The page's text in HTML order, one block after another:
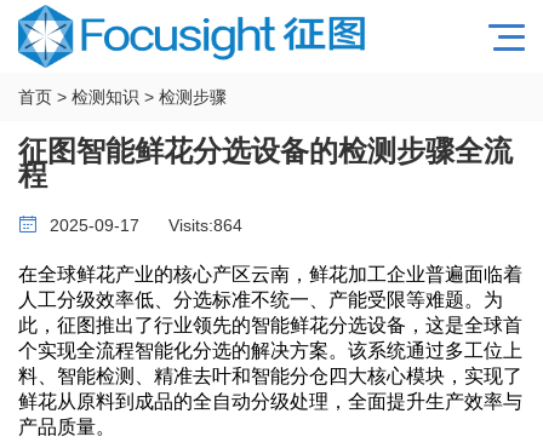
首页 > 检测知识 > 检测步骤
征图智能鲜花分选设备的检测步骤全流
程
2025-09-17 Visits:864
在全球鲜花产业的核心产区云南，鲜花加工企业普遍面临着
人工分级效率低、分选标准不统一、产能受限等难题。为
此，征图推出了行业领先的智能鲜花分选设备，这是全球首
个实现全流程智能化分选的解决方案。该系统通过多工位上
料、智能检测、精准去叶和智能分仓四大核心模块，实现了
鲜花从原料到成品的全自动分级处理，全面提升生产效率与
产品质量。